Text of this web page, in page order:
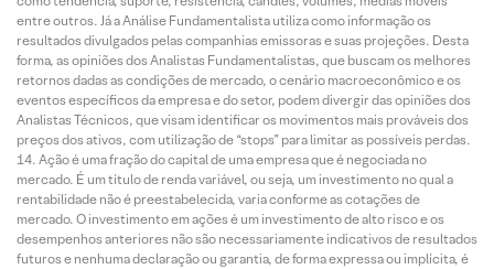
entre outros. Já a Análise Fundamentalista utiliza como informação os
resultados divulgados pelas companhias emissoras e suas projeções. Desta
forma, as opiniões dos Analistas Fundamentalistas, que buscam os melhores
retornos dadas as condições de mercado, o cenário macroeconômico e os
eventos específicos da empresa e do setor, podem divergir das opiniões dos
Analistas Técnicos, que visam identificar os movimentos mais prováveis dos
preços dos ativos, com utilização de “stops” para limitar as possíveis perdas.
Ação é uma fração do capital de uma empresa que é negociada no
mercado. É um título de renda variável, ou seja, um investimento no qual a
rentabilidade não é preestabelecida, varia conforme as cotações de
mercado. O investimento em ações é um investimento de alto risco e os
desempenhos anteriores não são necessariamente indicativos de resultados
futuros e nenhuma declaração ou garantia, de forma expressa ou implícita, é